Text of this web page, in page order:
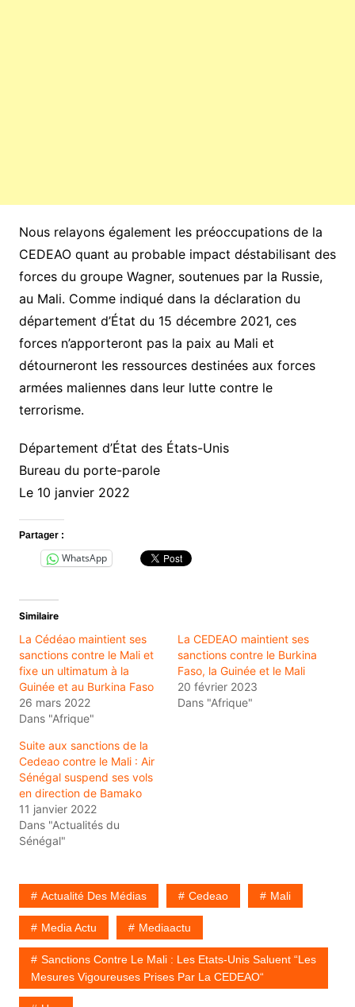
Nous relayons également les préoccupations de la
CEDEAO quant au probable impact déstabilisant des
forces du groupe Wagner, soutenues par la Russie,
au Mali. Comme indiqué dans la déclaration du
département d’État du 15 décembre 2021, ces
forces n’apporteront pas la paix au Mali et
détourneront les ressources destinées aux forces
armées maliennes dans leur lutte contre le
terrorisme.
Département d’État des États-Unis
Bureau du porte-parole
Le 10 janvier 2022
Partager :
WhatsApp
Similaire
La Cédéao maintient ses
sanctions contre le Mali et
fixe un ultimatum à la
Guinée et au Burkina Faso
26 mars 2022
Dans "Afrique"
La CEDEAO maintient ses
sanctions contre le Burkina
Faso, la Guinée et le Mali
20 février 2023
Dans "Afrique"
Suite aux sanctions de la
Cedeao contre le Mali : Air
Sénégal suspend ses vols
en direction de Bamako
11 janvier 2022
Dans "Actualités du
Sénégal"
Actualité Des Médias Cedeao Mali
Media Actu Mediaactu
Sanctions Contre Le Mali : Les Etats-Unis Saluent “les
Mesures Vigoureuses Prises Par La CEDEAO“